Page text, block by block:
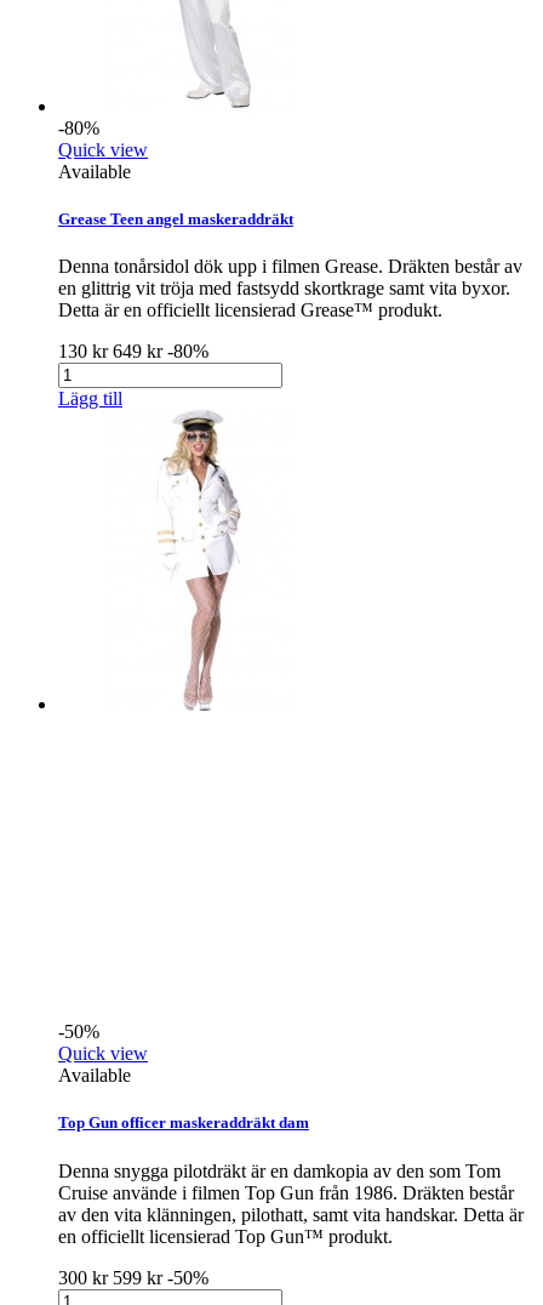
-80%
Quick view
Available
Grease Teen angel maskeraddräkt
Denna tonårsidol dök upp i filmen Grease. Dräkten består av
en glittrig vit tröja med fastsydd skortkrage samt vita byxor.
Detta är en officiellt licensierad Grease™ produkt.
130 kr649 kr-80%
Lägg till
-50%
Quick view
Available
Top Gun officer maskeraddräkt dam
Denna snygga pilotdräkt är en damkopia av den som Tom
Cruise använde i filmen Top Gun från 1986. Dräkten består
av den vita klänningen, pilothatt, samt vita handskar. Detta är
en officiellt licensierad Top Gun™ produkt.
300 kr 599 kr-50%